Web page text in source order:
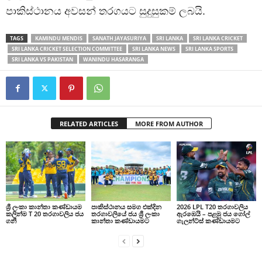
පාකිස්ථානය අවසන් තරගයට සුදුසුකම් ලබයි.
TAGS KAMINDU MENDIS SANATH JAYASURIYA SRI LANKA
SRI LANKA CRICKET
SRI LANKA CRICKET SELECTION COMMITTEE
SRI LANKA NEWS
SRI LANKA SPORTS
SRI LANKA VS PAKISTAN
WANINDU HASARANGA
RELATED ARTICLES MORE FROM AUTHOR
ශ්‍රී ලංකා කාන්තා කණ්ඩායම
කලින්ම T 20 තරගාවලිය ජය
ගනී
පාකිස්ථානය සමග එක්දින
තරගාවලියේ ජය ශ්‍රී ලංකා
කාන්තා කණ්ඩායමට
2026 LPL T20 තරගාවලිය
ඇරඹෙයි – පළමු ජය ගෝල්
ගැලන්ට්ස් කණ්ඩායමට